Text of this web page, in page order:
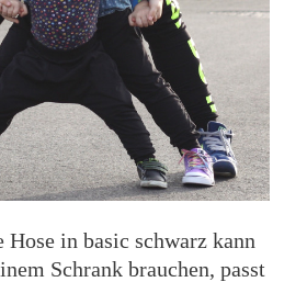
Hose in basic schwarz kann
Schrank brauchen, passt